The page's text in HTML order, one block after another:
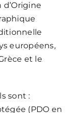
européens,
et le
sont :
(PDO en